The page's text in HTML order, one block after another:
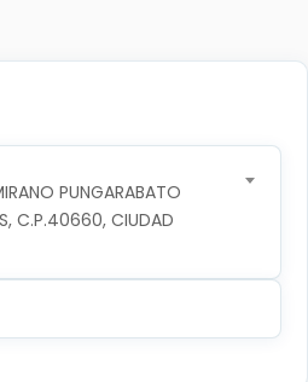
PUNGARABATO
C.P.40660, CIUDAD